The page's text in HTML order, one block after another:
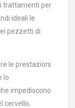
trattamenti per
ideali le
pezzetti di
le prestazioni
lo
impediscono
cervello,